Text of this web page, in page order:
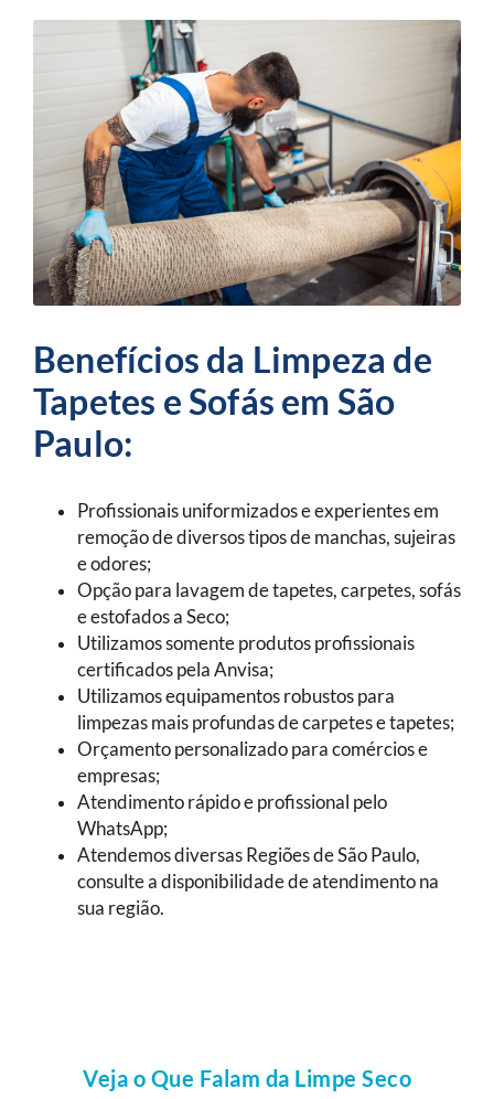
Benefícios da Limpeza de
Tapetes e Sofás em São
Paulo:
Profissionais uniformizados e experientes em
remoção de diversos tipos de manchas, sujeiras
e odores;
Opção para lavagem de tapetes, carpetes, sofás
e estofados a Seco;
Utilizamos somente produtos profissionais
certificados pela Anvisa;
Utilizamos equipamentos robustos para
limpezas mais profundas de carpetes e tapetes;
Orçamento personalizado para comércios e
empresas;
Atendimento rápido e profissional pelo
WhatsApp;
Atendemos diversas Regiões de São Paulo,
consulte a disponibilidade de atendimento na
sua região.
Veja o Que Falam da Limpe Seco